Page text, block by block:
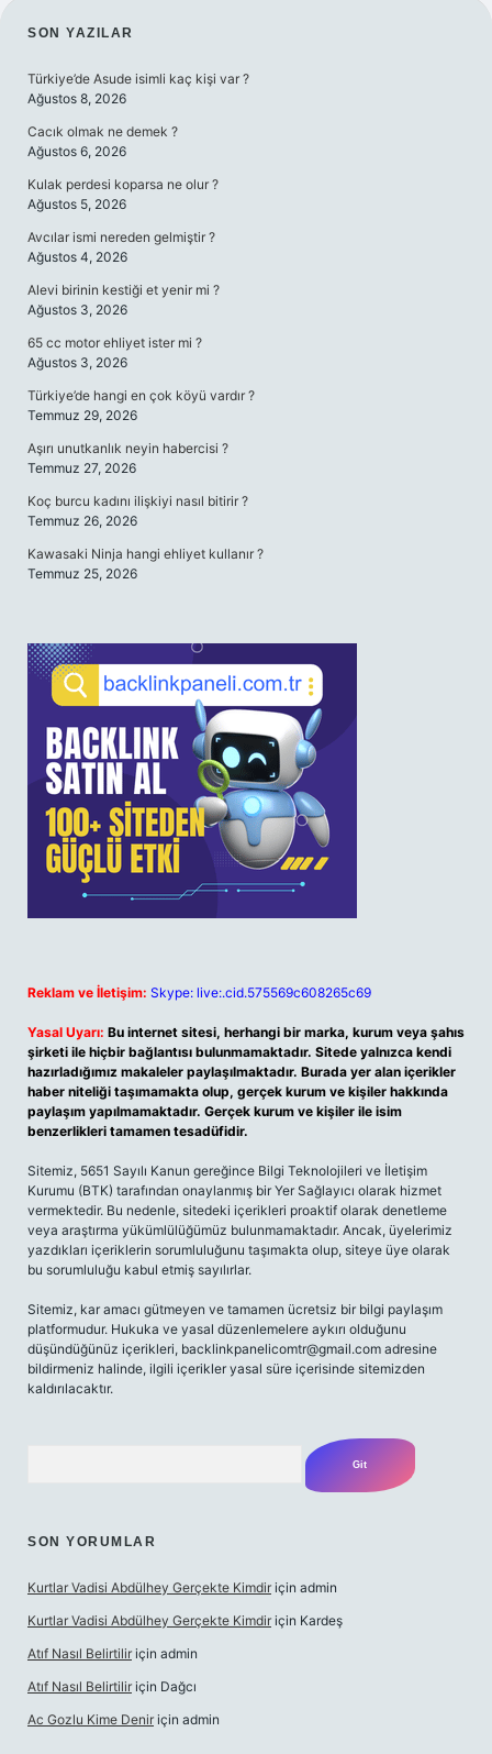
SIDEBAR
SON YAZILAR
Türkiye’de Asude isimli kaç kişi var ?
Ağustos 8, 2026
Cacık olmak ne demek ?
Ağustos 6, 2026
Kulak perdesi koparsa ne olur ?
Ağustos 5, 2026
Avcılar ismi nereden gelmiştir ?
Ağustos 4, 2026
Alevi birinin kestiği et yenir mi ?
Ağustos 3, 2026
65 cc motor ehliyet ister mi ?
Ağustos 3, 2026
Türkiye’de hangi en çok köyü vardır ?
Temmuz 29, 2026
Aşırı unutkanlık neyin habercisi ?
Temmuz 27, 2026
Koç burcu kadını ilişkiyi nasıl bitirir ?
Temmuz 26, 2026
Kawasaki Ninja hangi ehliyet kullanır ?
Temmuz 25, 2026
Reklam ve İletişim: Skype: live:.cid.575569c608265c69
Yasal Uyarı: Bu internet sitesi, herhangi bir marka, kurum veya şahıs
şirketi ile hiçbir bağlantısı bulunmamaktadır. Sitede yalnızca kendi
hazırladığımız makaleler paylaşılmaktadır. Burada yer alan içerikler
haber niteliği taşımamakta olup, gerçek kurum ve kişiler hakkında
paylaşım yapılmamaktadır. Gerçek kurum ve kişiler ile isim
benzerlikleri tamamen tesadüfidir.
Sitemiz, 5651 Sayılı Kanun gereğince Bilgi Teknolojileri ve İletişim
Kurumu (BTK) tarafından onaylanmış bir Yer Sağlayıcı olarak hizmet
vermektedir. Bu nedenle, sitedeki içerikleri proaktif olarak denetleme
veya araştırma yükümlülüğümüz bulunmamaktadır. Ancak, üyelerimiz
yazdıkları içeriklerin sorumluluğunu taşımakta olup, siteye üye olarak
bu sorumluluğu kabul etmiş sayılırlar.
Sitemiz, kar amacı gütmeyen ve tamamen ücretsiz bir bilgi paylaşım
platformudur. Hukuka ve yasal düzenlemelere aykırı olduğunu
düşündüğünüz içerikleri, backlinkpanelicomtr@gmail.com adresine
bildirmeniz halinde, ilgili içerikler yasal süre içerisinde sitemizden
kaldırılacaktır.
SON YORUMLAR
Kurtlar Vadisi Abdülhey Gerçekte Kimdir için admin
Kurtlar Vadisi Abdülhey Gerçekte Kimdir için Kardeş
Atıf Nasıl Belirtilir için admin
Atıf Nasıl Belirtilir için Dağcı
Ac Gozlu Kime Denir için admin